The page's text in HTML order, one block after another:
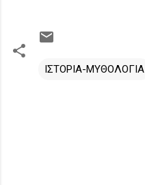
ΙΣΤΟΡΙΑ-ΜΥΘΟΛΟΓΙΑ